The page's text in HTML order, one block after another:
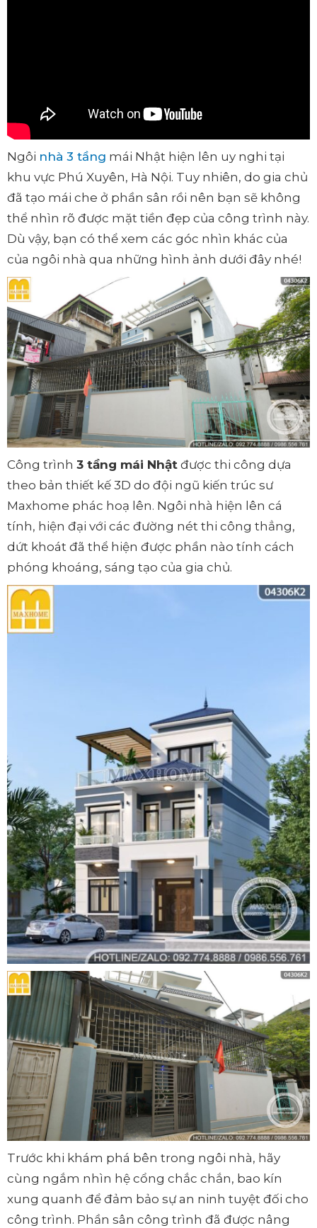
Ngôi nhà 3 tầng mái Nhật hiện lên uy nghi tại
khu vực Phú Xuyên, Hà Nội. Tuy nhiên, do gia chủ
đã tạo mái che ở phần sân rồi nên bạn sẽ không
thể nhìn rõ được mặt tiền đẹp của công trình này.
Dù vậy, bạn có thể xem các góc nhìn khác của
của ngôi nhà qua những hình ảnh dưới đây nhé!
Công trình 3 tầng mái Nhật được thi công dựa
theo bản thiết kế 3D do đội ngũ kiến trúc sư
Maxhome phác hoạ lên. Ngôi nhà hiện lên cá
tính, hiện đại với các đường nét thi công thẳng,
dứt khoát đã thể hiện được phần nào tính cách
phóng khoáng, sáng tạo của gia chủ.
Trước khi khám phá bên trong ngôi nhà, hãy
cùng ngắm nhìn hệ cổng chắc chắn, bao kín
xung quanh để đảm bảo sự an ninh tuyệt đối cho
công trình. Phần sân công trình đã được nâng